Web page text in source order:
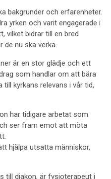
bakgrunder och erfarenheter.
yrken och varit engagerade i
vilket bidrar till en bred
de nu ska verka.
är en stor glädje och ett
som handlar om att bära
kyrkans relevans i vår tid,
har tidigare arbetat som
ser fram emot att möta
hjälpa utsatta människor,
till diakon, är fysioterapeut i